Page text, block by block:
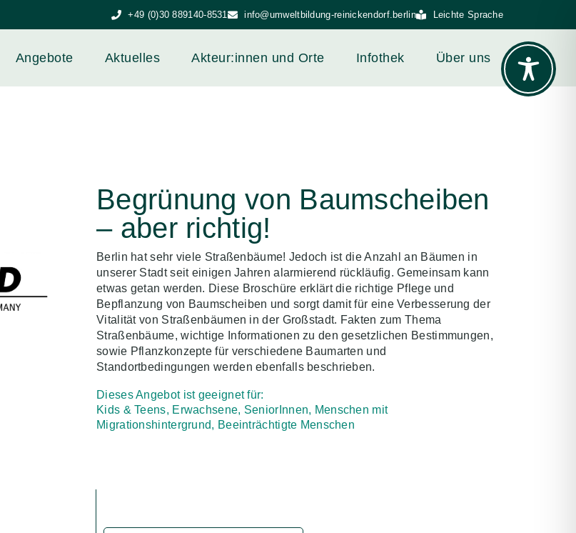
+49 (0)30 889140-8531 info@umweltbildung-reinickendorf.berlin Leichte Sprache
Angebote Aktuelles Akteur:innen und Orte Infothek Über uns
Begrünung von Baumscheiben
– aber richtig!
Berlin hat sehr viele Straßenbäume! Jedoch ist die Anzahl an Bäumen in
unserer Stadt seit einigen Jahren alarmierend rückläufig. Gemeinsam kann
etwas getan werden. Diese Broschüre erklärt die richtige Pflege und
Bepflanzung von Baumscheiben und sorgt damit für eine Verbesserung der
Vitalität von Straßenbäumen in der Großstadt. Fakten zum Thema
Straßenbäume, wichtige Informationen zu den gesetzlichen Bestimmungen,
sowie Pflanzkonzepte für verschiedene Baumarten und
Standortbedingungen werden ebenfalls beschrieben.
Dieses Angebot ist geeignet für:
Kids & Teens, Erwachsene, SeniorInnen, Menschen mit
Migrationshintergrund, Beeinträchtigte Menschen